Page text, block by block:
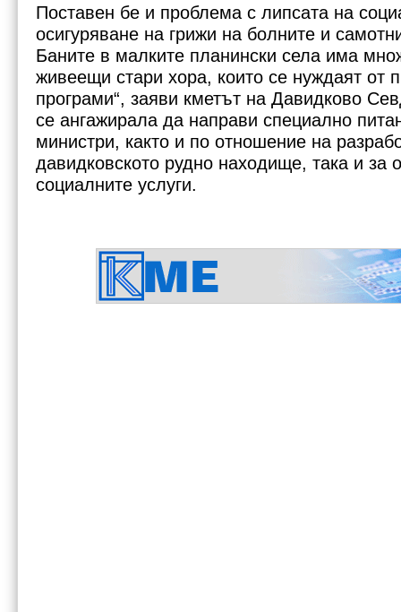
Поставен бе и проблема с липсата на
осигуряване на грижи на болните и
Баните в малките планински села има
живеещи стари хора, които се нуждаят от
програми“, заяви кметът на Давидково
се ангажирала да направи специално
министри, както и по отношение на
давидковското рудно находище, така и за
социалните услуги.